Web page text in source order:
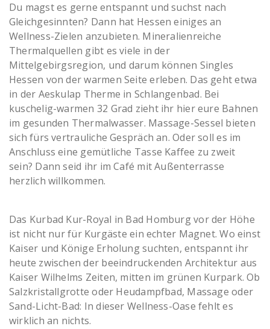
Du magst es gerne entspannt und suchst nach
Gleichgesinnten? Dann hat Hessen einiges an
Wellness-Zielen anzubieten. Mineralienreiche
Thermalquellen gibt es viele in der
Mittelgebirgsregion, und darum können Singles
Hessen von der warmen Seite erleben. Das geht etwa
in der Aeskulap Therme in Schlangenbad. Bei
kuschelig-warmen 32 Grad zieht ihr hier eure Bahnen
im gesunden Thermalwasser. Massage-Sessel bieten
sich fürs vertrauliche Gespräch an. Oder soll es im
Anschluss eine gemütliche Tasse Kaffee zu zweit
sein? Dann seid ihr im Café mit Außenterrasse
herzlich willkommen.
Das Kurbad Kur-Royal in Bad Homburg vor der Höhe
ist nicht nur für Kurgäste ein echter Magnet. Wo einst
Kaiser und Könige Erholung suchten, entspannt ihr
heute zwischen der beeindruckenden Architektur aus
Kaiser Wilhelms Zeiten, mitten im grünen Kurpark. Ob
Salzkristallgrotte oder Heudampfbad, Massage oder
Sand-Licht-Bad: In dieser Wellness-Oase fehlt es
wirklich an nichts.